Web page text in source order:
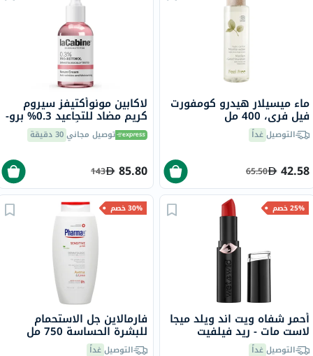
ماء ميسيلار هيدرو كومفورت
فيل فري، 400 مل
التوصيلغداً
42.58
65.50
لاكابين مونوأكتيفز سيروم
كريم مضاد للتجاعيد 0.3% برو-
ريتينول لجميع أنواع البشرة
30 مل توصيل مجاني30 دقيقة
85.80
143
25% خصم
أحمر شفاه ويت اند ويلد ميجا
لاست مات - ريد فيلفيت
التوصيلغداً
30% خصم
فارمالاين جل الاستحمام
للبشرة الحساسة 750 مل
التوصيلغداً